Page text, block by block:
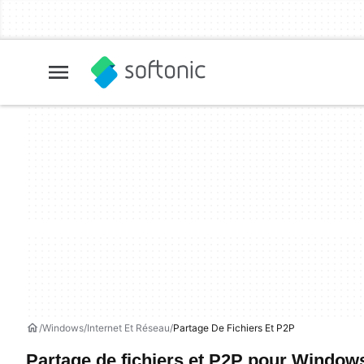
Windows Internet Et Réseau Partage De Fichiers Et P2P